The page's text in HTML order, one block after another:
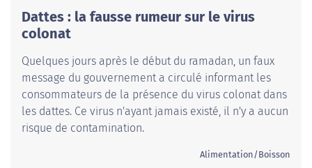
Dattes : la fausse rumeur sur le virus
colonat
Quelques jours après le début du ramadan, un faux
message du gouvernement a circulé informant les
consommateurs de la présence du virus colonat dans
les dattes. Ce virus n'ayant jamais existé, il n'y a aucun
risque de contamination.
Alimentation/Boisson